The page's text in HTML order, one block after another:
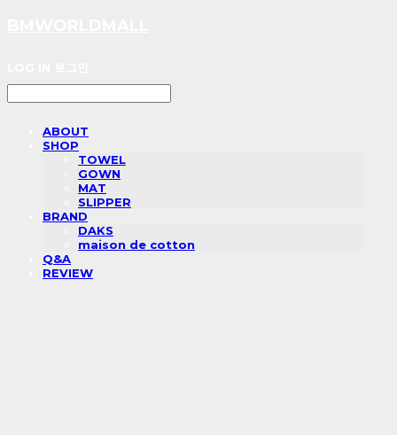
ABOUT
SHOP
TOWEL
GOWN
MAT
SLIPPER
BRAND
DAKS
maison de cotton
Q&A
REVIEW